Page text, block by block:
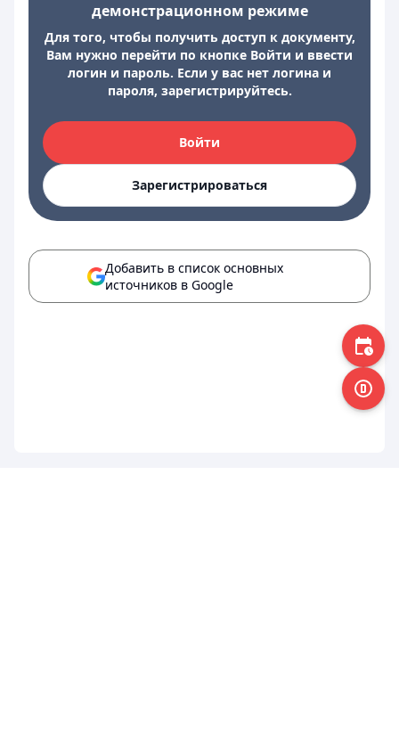
демонстрационном режиме
Для того, чтобы получить доступ к документу,
Вам нужно перейти по кнопке Войти и ввести
логин и пароль. Если у вас нет логина и
пароля, зарегистрируйтесь.
Войти
Зарегистрироваться
Добавить в список основных
источников в Google